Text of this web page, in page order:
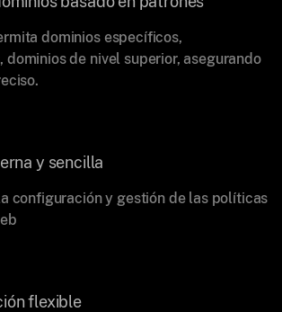
dominios específicos,
dominios de nivel superior, asegurando
y sencilla
configuración y gestión de las políticas
flexible